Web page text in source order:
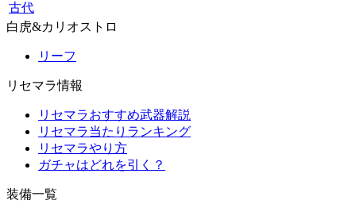
古代
白虎&カリオストロ
リーフ
リセマラ情報
リセマラおすすめ武器解説
リセマラ当たりランキング
リセマラやり方
ガチャはどれを引く？
装備一覧